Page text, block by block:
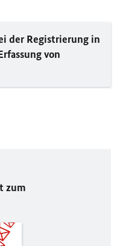
der Registrierung in
von
zum